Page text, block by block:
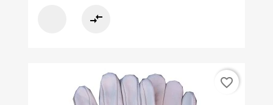
compare_arrows
favorite_border